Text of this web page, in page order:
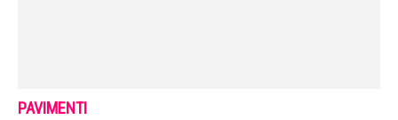
PAVIMENTI